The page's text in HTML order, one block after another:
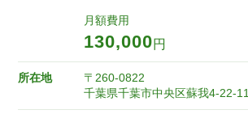
月額費用
130,000円
所在地
〒260-0822
千葉県千葉市中央区蘇我4-22-11